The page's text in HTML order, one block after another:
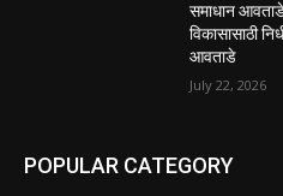
समाधान
विकासासाठी
आवताडे
July 22, 2026
POPULAR CATEGORY